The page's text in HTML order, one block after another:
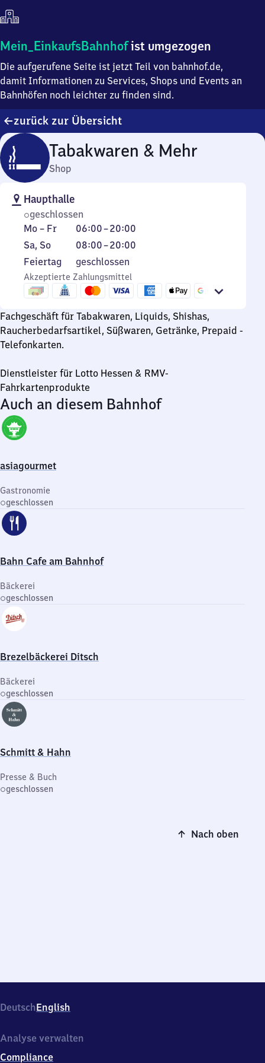
Mein
Einkaufsbahnhof
ist
umgezogen
Mein_EinkaufsBahnhofist umgezogen
Die aufgerufene Seite ist jetzt Teil von bahnhof.de,
damit Informationen zu Services, Shops und Events an
Bahnhöfen noch leichter zu finden sind.
zurück zur Übersicht
Tabakwaren & Mehr
Shop
Haupthalle
geschlossen
Montag
bis
Freitag
Mo – Fr 06:00–20:00
Von
6
bis
20
Uhr
Samstag
und
Sonntag
Sa, So 08:00–20:00
Von
8
Uhr
bis
20
Uhr
Feiertag
Feiertag geschlossen
Akzeptierte Zahlungsmittel
Fachgeschäft für Tabakwaren, Liquids, Shishas,
Raucherbedarfsartikel, Süßwaren, Getränke, Prepaid -
Telefonkarten.
Dienstleister für Lotto Hessen & RMV-
Fahrkartenprodukte
Auch an diesem Bahnhof
asiagourmet
Gastronomie
geschlossen
Bahn Cafe am Bahnhof
Bäckerei
geschlossen
Brezelbäckerei Ditsch
Bäckerei
geschlossen
Schmitt & Hahn
Presse & Buch
geschlossen
Nach oben
DeutschEnglish
Analyse verwalten
Compliance